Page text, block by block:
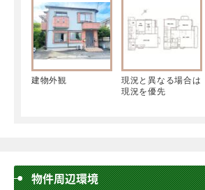
建物外観
現況と異なる場合は
現況を優先
物件周辺環境